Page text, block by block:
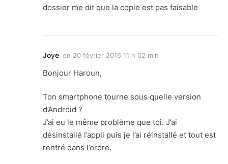
dossier me dit que la copie est pas faisable
Joye on 20 février 2016 11 h 02 min
Bonjour Haroun,
Ton smartphone tourne sous quelle version
d’Android ?
J’ai eu le même problème que toi. J’ai
désinstallé l’appli puis je l’ai réinstallé et tout est
rentré dans l’ordre.